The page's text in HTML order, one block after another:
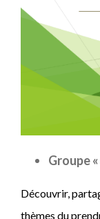
Groupe «
Découvrir,
thèmes du